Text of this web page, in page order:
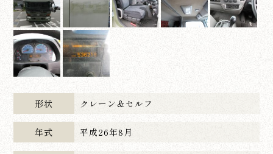
形状 クレーン＆セルフ
年式 平成26年8月